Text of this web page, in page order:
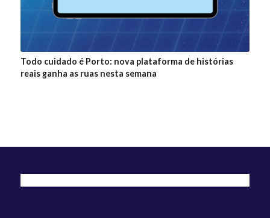
Todo cuidado é Porto: nova plataforma de histórias
reais ganha as ruas nesta semana